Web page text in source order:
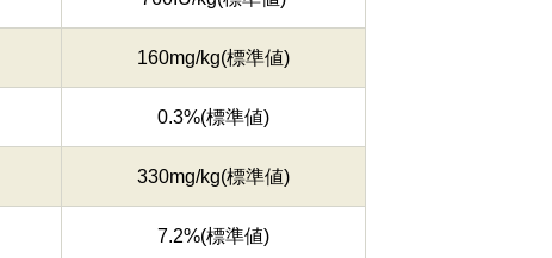
160mg/kg(標準値)
0.3%(標準値)
330mg/kg(標準値)
7.2%(標準値)